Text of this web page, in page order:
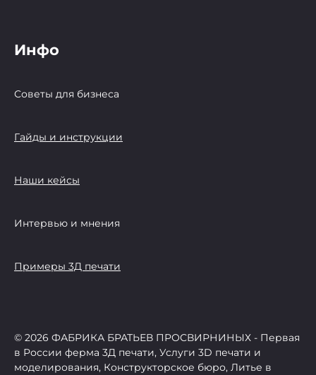
Инфо
Советы для бизнеса
Гайды и инструкции
Наши кейсы
Интервью и мнения
Примеры 3Д печати
© 2026 ФАБРИКА БРАТЬЕВ ПРОСВИРНИНЫХ - Первая
в России ферма 3Д печати, Услуги 3D печати и
моделирования, Конструкторское бюро, Литье в